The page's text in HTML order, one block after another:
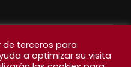
de terceros para
a optimizar su visita